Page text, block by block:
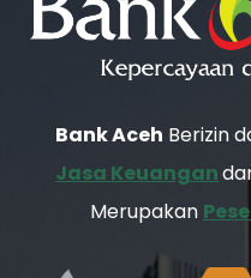
Bank Aceh Berizin
Jasa Keuangan
Merupakan